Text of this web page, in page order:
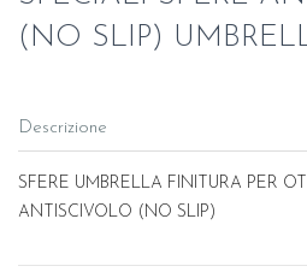
(NO SLIP)
Descrizione
SFERE UMBRELLA FINITURA PER
ANTISCIVOLO (NO SLIP)